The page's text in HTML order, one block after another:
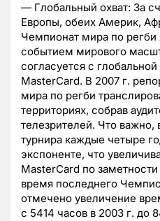
— Глобальный охват: За
Европы, обеих Америк,
Чемпионат мира по регби
событием мирового
согласуется с
MasterCard. В 2007 г.
мира по регби
территориях, собрав
телезрителей. Что важно,
турнира каждые четыре
экспоненте, что
MasterCard по
время последнего
отмечено увеличение
с 5414 часов в 2003 г. до